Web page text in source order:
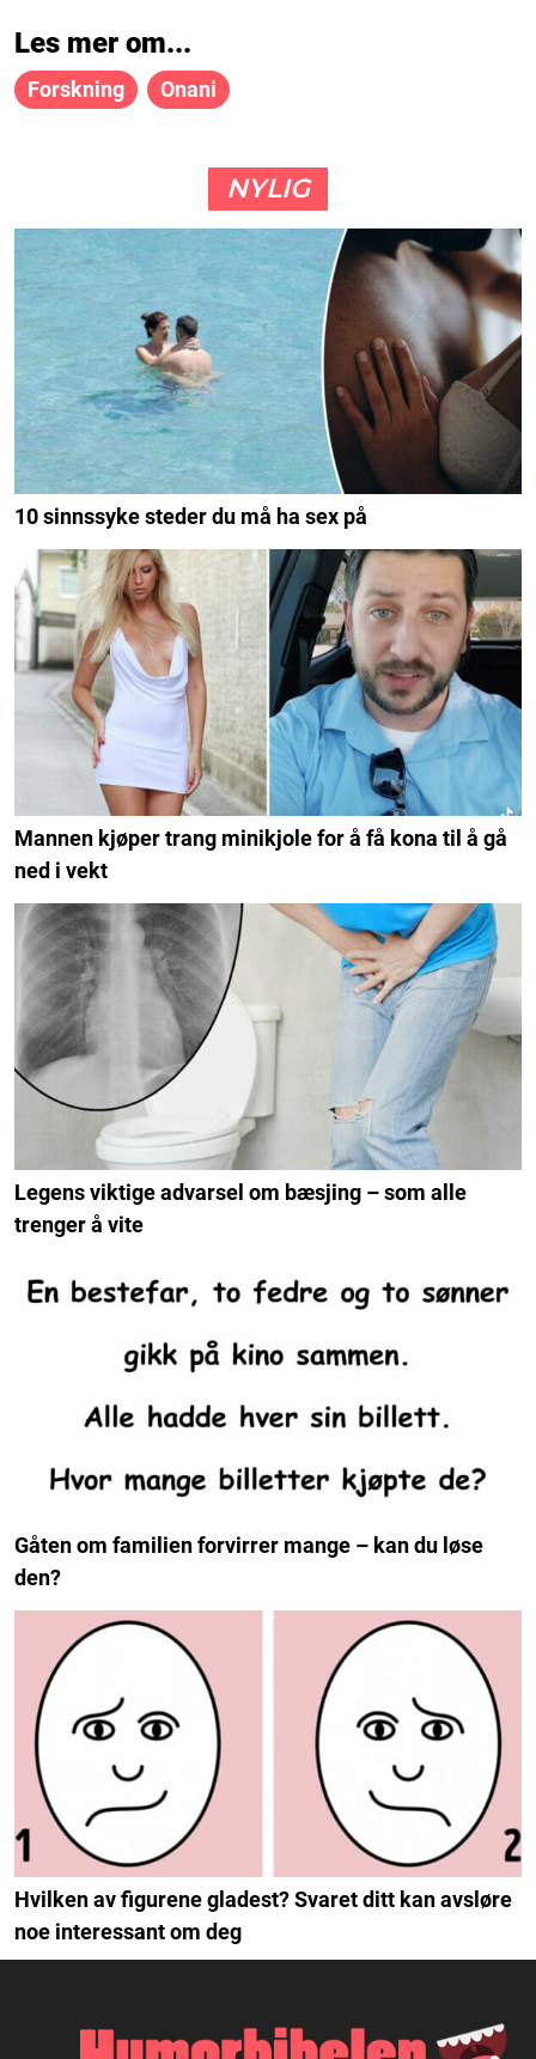
Les mer om...
Forskning Onani
NYLIG
10 sinnssyke steder du må ha sex på
Mannen kjøper trang minikjole for å få kona til å gå
ned i vekt
Legens viktige advarsel om bæsjing – som alle
trenger å vite
Gåten om familien forvirrer mange – kan du løse
den?
Hvilken av figurene gladest? Svaret ditt kan avsløre
noe interessant om deg